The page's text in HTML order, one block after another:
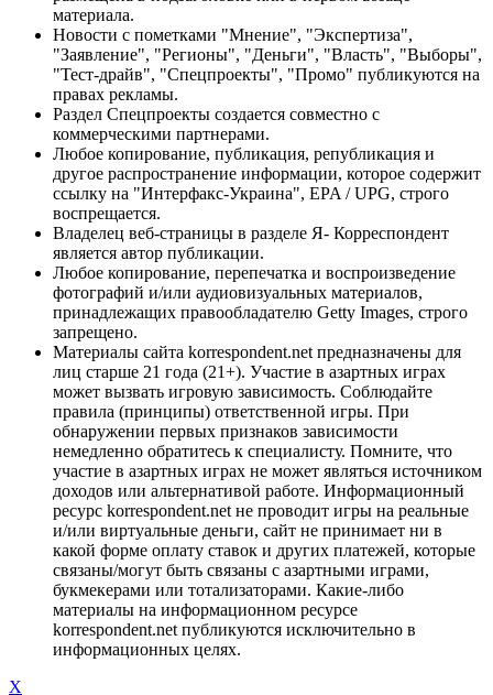
материала.
Новости с пометками "Мнение", "Экспертиза",
"Заявление", "Регионы", "Деньги", "Власть", "Выборы",
"Тест-драйв", "Спецпроекты", "Промо" публикуются на
правах рекламы.
Раздел Спецпроекты создается совместно с
коммерческими партнерами.
Любое копирование, публикация, републикация и
другое распространение информации, которое содержит
ссылку на "Интерфакс-Украина", EPA / UPG, строго
воспрещается.
Владелец веб-страницы в разделе Я- Корреспондент
является автор публикации.
Любое копирование, перепечатка и воспроизведение
фотографий и/или аудиовизуальных материалов,
принадлежащих правообладателю Getty Images, строго
запрещено.
Материалы сайта korrespondent.net предназначены для
лиц старше 21 года (21+). Участие в азартных играх
может вызвать игровую зависимость. Соблюдайте
правила (принципы) ответственной игры. При
обнаружении первых признаков зависимости
немедленно обратитесь к специалисту. Помните, что
участие в азартных играх не может являться источником
доходов или альтернативой работе. Информационный
ресурс korrespondent.net не проводит игры на реальные
и/или виртуальные деньги, сайт не принимает ни в
какой форме оплату ставок и других платежей, которые
связаны/могут быть связаны с азартными играми,
букмекерами или тотализаторами. Какие-либо
материалы на информационном ресурсе
korrespondent.net публикуются исключительно в
информационных целях.
X